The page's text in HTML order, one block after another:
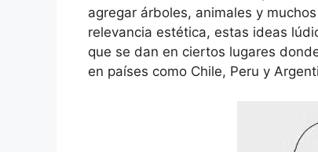
agregar árboles, animales y
relevancia estética, estas ideas
que se dan en ciertos lugares
en países como Chile, Peru y